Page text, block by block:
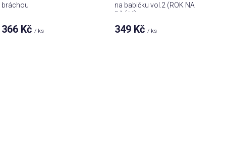
bráchou
366 Kč / ks
na babičku vol.2 (ROK NA
PŘÁNÍ)
349 Kč / ks